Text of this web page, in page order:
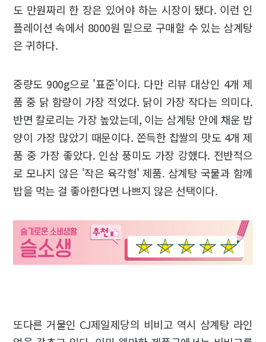
도 만원짜리 한 장은 있어야 하는 시장이 됐다. 이런 인
플레이션 속에서 8000원 밑으로 구매할 수 있는 삼계탕
은 귀하다.
중량도 900g으로 '표준'이다. 다만 리뷰 대상인 4개 제
품 중 닭 함량이 가장 적었다. 닭이 가장 작다는 의미다.
반면 칼로리는 가장 높았는데, 이는 삼계탕 안에 채운 밥
양이 가장 많았기 때문이다. 쫀득한 찹쌀의 맛도 4개 제
품 중 가장 좋았다. 인삼 풍미도 가장 강했다. 전반적으
로 모나지 않은 '작은 육각형' 제품. 삼계탕 국물과 함께
밥을 먹는 걸 좋아한다면 나쁘지 않은 선택이다.
또다른 거물인 CJ제일제당의 비비고 역시 삼계탕 라인